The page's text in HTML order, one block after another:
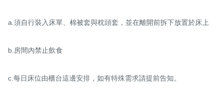
a.須自行裝入床單、棉被套與枕頭套，並在離開前拆下放置於床上
b.房間內禁止飲食
c.每日床位由櫃台這邊安排，如有特殊需求請提前告知。